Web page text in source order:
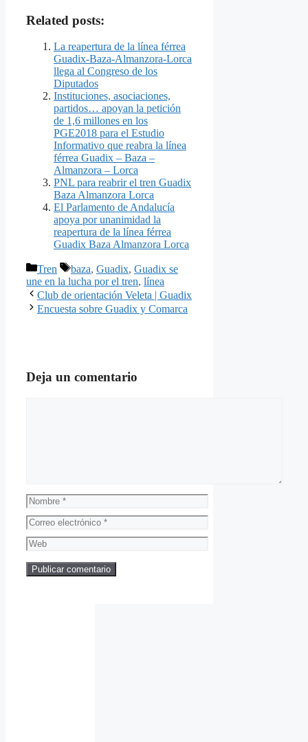
Related posts:
La reapertura de la línea férrea
Guadix-Baza-Almanzora-Lorca
llega al Congreso de los
Diputados
Instituciones, asociaciones,
partidos… apoyan la petición
de 1,6 millones en los
PGE2018 para el Estudio
Informativo que reabra la línea
férrea Guadix – Baza –
Almanzora – Lorca
PNL para reabrir el tren Guadix
Baza Almanzora Lorca
El Parlamento de Andalucía
apoya por unanimidad la
reapertura de la línea férrea
Guadix Baza Almanzora Lorca
Categorías
Tren Etiquetas
baza, Guadix, Guadix se
une en la lucha por el tren, línea
Club de orientación Veleta | Guadix
Encuesta sobre Guadix y Comarca
Deja un comentario
Nombre
Correo
electrónico
Web